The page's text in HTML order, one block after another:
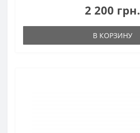
2 200 грн.
В КОРЗИНУ